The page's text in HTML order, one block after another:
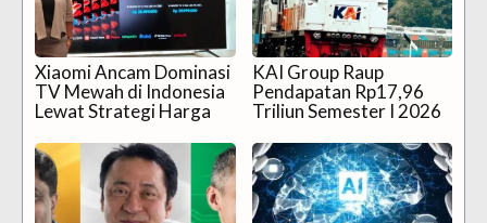
Xiaomi Ancam Dominasi
TV Mewah di Indonesia
Lewat Strategi Harga
KAI Group Raup
Pendapatan Rp17,96
Triliun Semester I 2026